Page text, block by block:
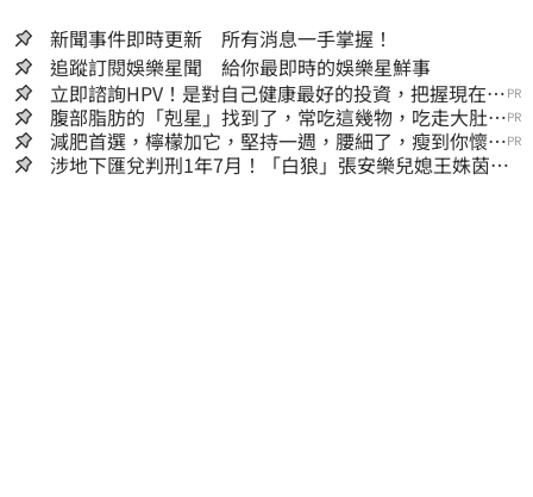
新聞事件即時更新 所有消息一手掌握！
追蹤訂閱娛樂星聞 給你最即時的娛樂星鮮事
立即諮詢HPV！是對自己健康最好的投資，把握現在不
嫌晚！
PR
腹部脂肪的「剋星」找到了，常吃這幾物，吃走大肚
囊，瘦出小蠻腰
PR
減肥首選，檸檬加它，堅持一週，腰細了，瘦到你懷疑
人生
PR
涉地下匯兌判刑1年7月！「白狼」張安樂兒媳王姝茵北